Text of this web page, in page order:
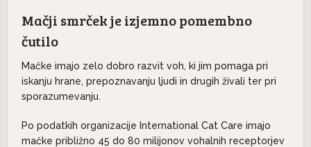
Mačji smrček je izjemno pomembno
čutilo
Mačke imajo zelo dobro razvit voh, ki jim pomaga pri
iskanju hrane, prepoznavanju ljudi in drugih živali ter pri
sporazumevanju.
Po podatkih organizacije International Cat Care imajo
mačke približno 45 do 80 milijonov vohalnih receptorjev